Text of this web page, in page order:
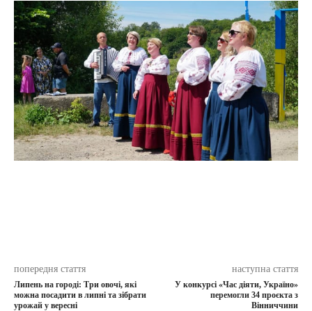
попередня стаття
Липень на городі: Три овочі, які
можна посадити в липні та зібрати
урожай у вересні
наступна стаття
У конкурсі «Час діяти, Україно»
перемогли 34 проєкта з
Вінниччини